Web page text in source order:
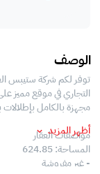
الوصف
توفر لكم شركة ستيبس
التجاري في موقع مميز
مجهزة بالكامل بإطلالات
مواصفات العقار
المساحة: 624.85
- غير مفروشة
أظهر المزيد